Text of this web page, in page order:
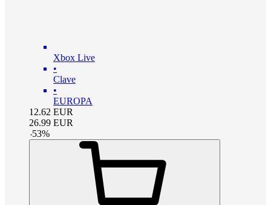
Xbox Live
•
Clave
•
EUROPA
12.62 EUR
26.99 EUR
-53%